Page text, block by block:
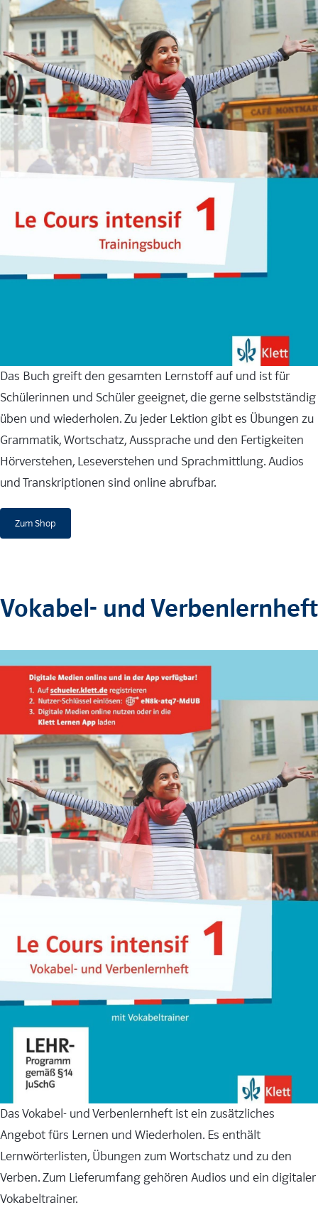
Das Buch greift den gesamten Lernstoff auf und ist für
Schülerinnen und Schüler geeignet, die gerne selbstständig
üben und wiederholen. Zu jeder Lektion gibt es Übungen zu
Grammatik, Wortschatz, Aussprache und den Fertigkeiten
Hörverstehen, Leseverstehen und Sprachmittlung. Audios
und Transkriptionen sind online abrufbar.
Zum Shop
Vokabel- und Verbenlernheft
Das Vokabel- und Verbenlernheft ist ein zusätzliches
Angebot fürs Lernen und Wiederholen. Es enthält
Lernwörterlisten, Übungen zum Wortschatz und zu den
Verben. Zum Lieferumfang gehören Audios und ein digitaler
Vokabeltrainer.